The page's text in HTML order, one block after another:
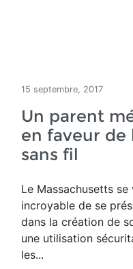
15 septembre, 2017
Un parent
en faveur de
sans fil
Le Massachusetts
incroyable de se
dans la création de
une utilisation
les...